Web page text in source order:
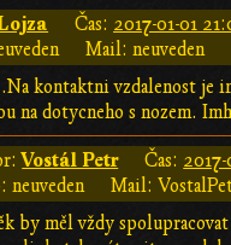
Čas: 2017-01-01
Mail: neuveden
kontaktni vzdalenost je
na dotycneho s nozem.
Vostál Petr Čas:
neuveden
Mail:
by měl vždy